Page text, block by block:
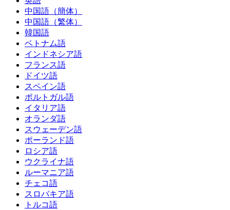
中国語（簡体）
中国語（繁体）
韓国語
ベトナム語
インドネシア語
フランス語
ドイツ語
スペイン語
ポルトガル語
イタリア語
オランダ語
スウェーデン語
ポーランド語
ロシア語
ウクライナ語
ルーマニア語
チェコ語
スロバキア語
トルコ語